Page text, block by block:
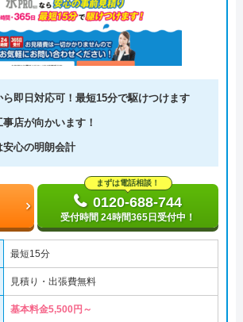
即日対応可！最短15分で駆けつけます
店が向かいます！
安心の明朗会計
まずは電話相談！
0120-688-744
受付時間 24時間365日受付中！
最短15分
見積り・出張費無料
基本料金5,500円～